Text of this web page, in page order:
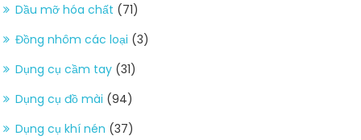
Dầu mỡ hóa chất (71)
Đồng nhôm các loại (3)
Dụng cụ cầm tay (31)
Dụng cụ đồ mài (94)
Dụng cụ khí nén (37)